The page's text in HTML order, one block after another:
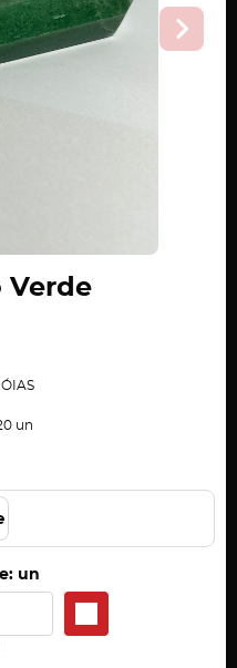
Verde
un
un